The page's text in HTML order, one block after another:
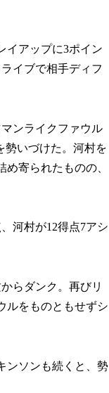
イアップに3ポイン
イブで相手ディフ
ンライクファウル
勢いづけた。河村を
寄られたものの、
河村が12得点7アシ
らダンク。再びリ
ルをものともせずシ
ンソンも続くと、勢